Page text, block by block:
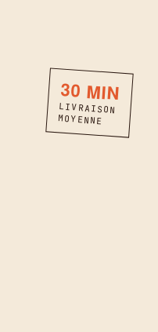
30 MIN
LIVRAISON
MOYENNE